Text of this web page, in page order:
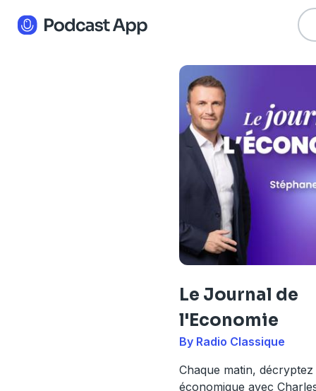
Le Journal de
l'Economie
By Radio Classique
Chaque matin,
économique avec